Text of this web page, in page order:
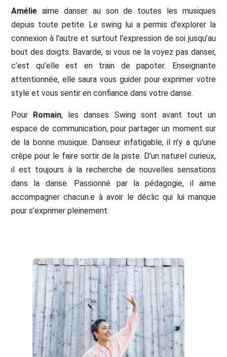
Amélie aime danser au son de toutes les musiques
depuis toute petite. Le swing lui a permis d'explorer la
connexion à l'autre et surtout l'expression de soi jusqu’au
bout des doigts. Bavarde, si vous ne la voyez pas danser,
c’est qu’elle est en train de papoter. Enseignante
attentionnée, elle saura vous guider pour exprimer votre
style et vous sentir en confiance dans votre danse.
Pour Romain, les danses Swing sont avant tout un
espace de communication, pour partager un moment sur
de la bonne musique. Danseur infatigable, il n'y a qu'une
crêpe pour le faire sortir de la piste. D'un naturel curieux,
il est toujours à la recherche de nouvelles sensations
dans la danse. Passionné par la pédagogie, il aime
accompagner chacun.e à avoir le déclic qui lui manque
pour s’exprimer pleinement.